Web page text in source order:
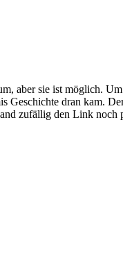
aber sie ist möglich.
dran kam.
zufällig den Link noch